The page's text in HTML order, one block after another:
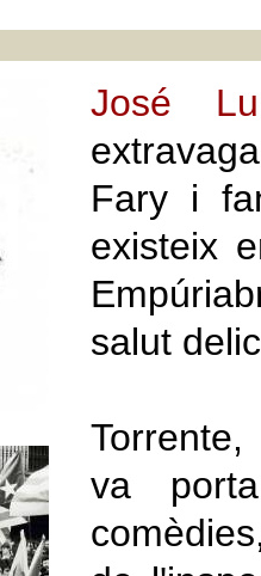
José
Fary i
existeix
salut
va